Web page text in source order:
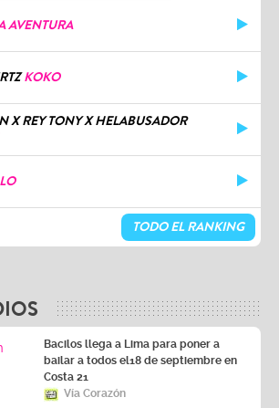
AVENTURA
KOKO
X REY TONY X HELABUSADOR
TODO EL RANKING
Bacilos llega a Lima para poner a
bailar a todos el18 de septiembre en
Costa 21
Vía Corazón
Tributo Oxígeno al Rock Argentino